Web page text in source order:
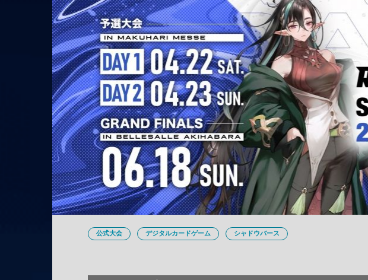
公式大会 デジタルカードゲーム シャドウバース